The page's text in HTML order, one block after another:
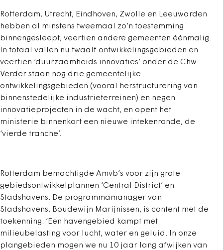
Rotterdam, Utrecht, Eindhoven, Zwolle en Leeuwarden
hebben al minstens tweemaal zo’n toestemming
binnengesleept, veertien andere gemeenten éénmalig.
In totaal vallen nu twaalf ontwikkelingsgebieden en
veertien ‘duurzaamheids innovaties’ onder de Chw.
Verder staan nog drie gemeentelijke
ontwikkelingsgebieden (vooral herstructurering van
binnenstedelijke industrieterreinen) en negen
innovatieprojecten in de wacht, en opent het
ministerie binnenkort een nieuwe intekenronde, de
‘vierde tranche’.
Rotterdam bemachtigde Amvb’s voor zijn grote
gebiedsontwikkelplannen ‘Central District’ en
Stadshavens. De programmamanager van
Stadshavens, Boudewijn Marijnissen, is content met de
toekenning. ‘Een havengebied kampt met
milieubelasting voor lucht, water en geluid. In onze
plangebieden mogen we nu 10 jaar lang afwijken van